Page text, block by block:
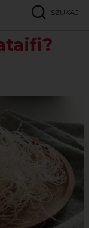
SZUKAJ
ciasto kataifi?